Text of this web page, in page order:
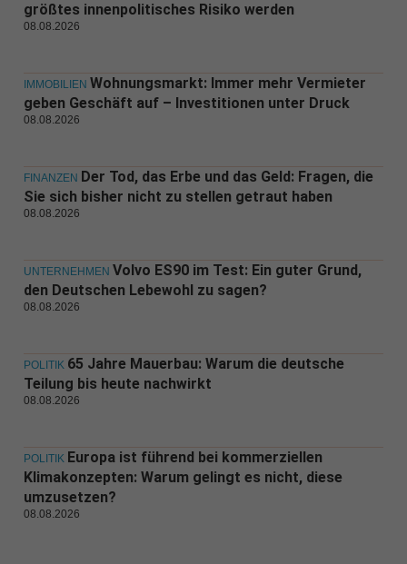
größtes innenpolitisches Risiko werden
08.08.2026
IMMOBILIEN Wohnungsmarkt: Immer mehr Vermieter
geben Geschäft auf – Investitionen unter Druck
08.08.2026
FINANZEN Der Tod, das Erbe und das Geld: Fragen, die
Sie sich bisher nicht zu stellen getraut haben
08.08.2026
UNTERNEHMEN Volvo ES90 im Test: Ein guter Grund,
den Deutschen Lebewohl zu sagen?
08.08.2026
POLITIK 65 Jahre Mauerbau: Warum die deutsche
Teilung bis heute nachwirkt
08.08.2026
POLITIK Europa ist führend bei kommerziellen
Klimakonzepten: Warum gelingt es nicht, diese
umzusetzen?
08.08.2026